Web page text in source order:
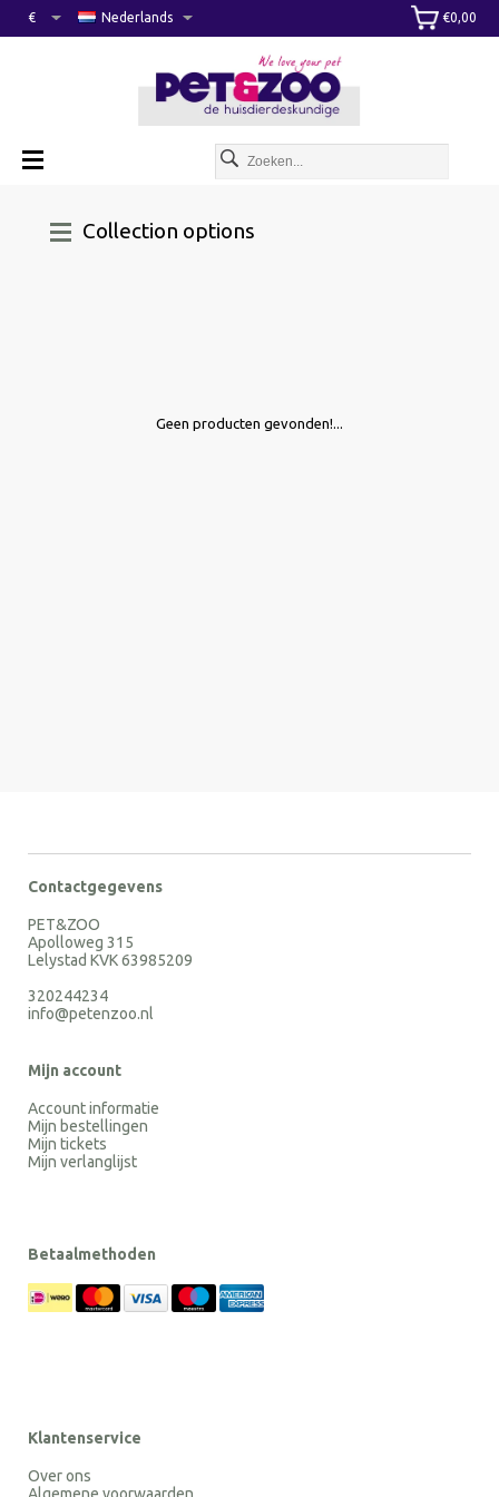
€0,00
Nederlands
€
Collection options
Geen producten gevonden!...
Contactgegevens
PET&ZOO
Apolloweg 315
Lelystad KVK 63985209
320244234
info@petenzoo.nl
Mijn account
Account informatie
Mijn bestellingen
Mijn tickets
Mijn verlanglijst
Betaalmethoden
Klantenservice
Over ons